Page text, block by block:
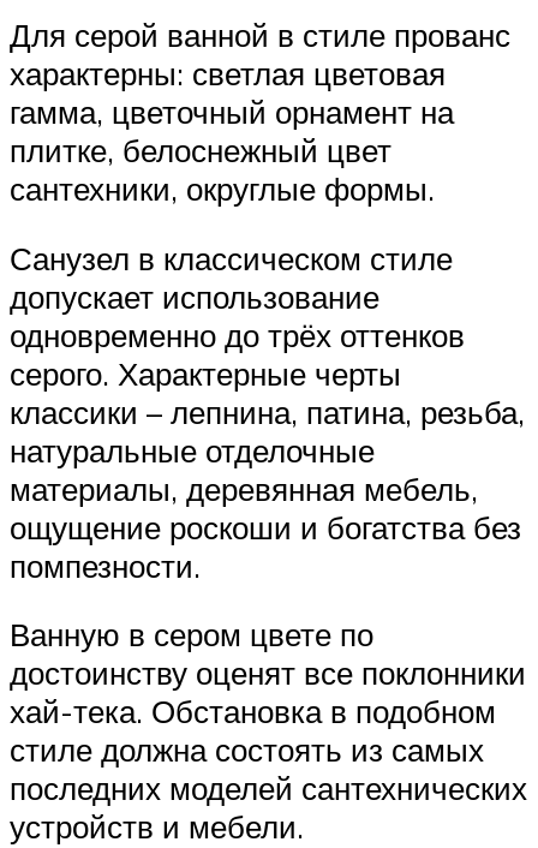
Для серой ванной в стиле прованс
характерны: светлая цветовая
гамма, цветочный орнамент на
плитке, белоснежный цвет
сантехники, округлые формы.
Санузел в классическом стиле
допускает использование
одновременно до трёх оттенков
серого. Характерные черты
классики – лепнина, патина, резьба,
натуральные отделочные
материалы, деревянная мебель,
ощущение роскоши и богатства без
помпезности.
Ванную в сером цвете по
достоинству оценят все поклонники
хай-тека. Обстановка в подобном
стиле должна состоять из самых
последних моделей сантехнических
устройств и мебели.